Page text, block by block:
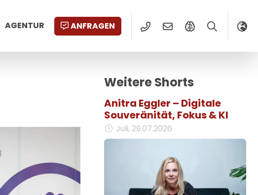
AGENTUR ANFRAGEN
Weitere Shorts
Anitra Eggler – Digitale
Souveränität, Fokus & KI
Juli, 29.07.2026